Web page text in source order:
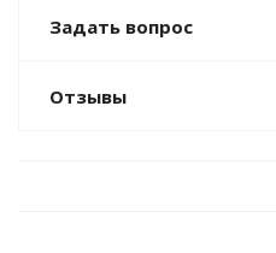
Задать вопрос
Отзывы